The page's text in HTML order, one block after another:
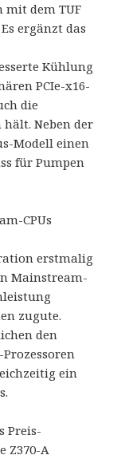
mit dem TUF
ergänzt das
Kühlung
PCIe-x16-
die
Neben der
Modell einen
für Pumpen
CPUs
erstmalig
Mainstream-
zugute.
den
ein
Preis-
Z370-A